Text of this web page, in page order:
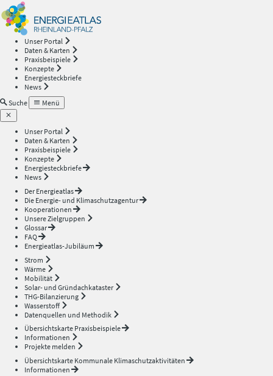
Unser Portal
Daten & Karten
Praxisbeispiele
Konzepte
Energiesteckbriefe
News
Suche
Menü
Unser Portal
Daten & Karten
Praxisbeispiele
Konzepte
Energiesteckbriefe
News
Der Energieatlas
Die Energie- und Klimaschutzagentur
Kooperationen
Unsere Zielgruppen
Glossar
FAQ
Energieatlas-Jubiläum
Strom
Wärme
Mobilität
Solar- und Gründachkataster
THG-Bilanzierung
Wasserstoff
Datenquellen und Methodik
Übersichtskarte Praxisbeispiele
Informationen
Projekte melden
Übersichtskarte Kommunale Klimaschutzaktivitäten
Informationen